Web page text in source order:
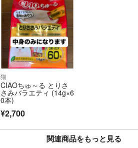
猫
CIAOちゅ～る とりさ
さみバラエティ (14g×6
0本)
¥2,700
関連商品をもっと見る